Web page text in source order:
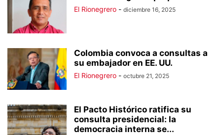
El Rionegrero - diciembre 16, 2025
Colombia convoca a consultas a
su embajador en EE. UU.
El Rionegrero - octubre 21, 2025
El Pacto Histórico ratifica su
consulta presidencial: la
democracia interna se...